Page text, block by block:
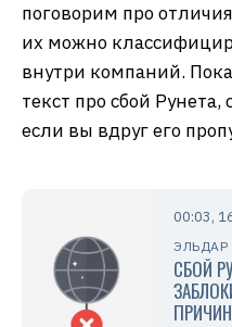
поговорим про
их можно
внутри компаний.
текст про сбой
если вы вдруг его
00:03,
ЭЛЬДАР
СБОЙ